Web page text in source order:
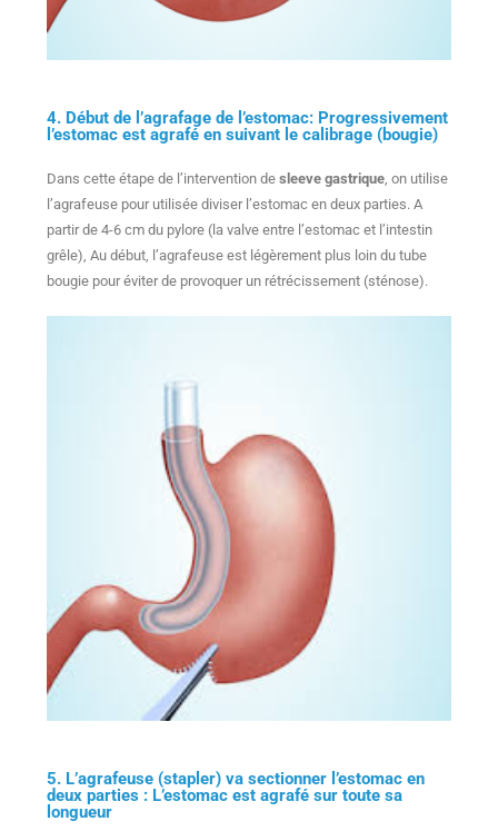
4. Début de l’agrafage de l’estomac: Progressivement
l’estomac est agrafé en suivant le calibrage (bougie)
Dans cette étape de l’intervention de sleeve gastrique , on utilise
l’agrafeuse pour utilisée diviser l’estomac en deux parties. A
partir de 4-6 cm du pylore (la valve entre l’estomac et l’intestin
grêle), Au début, l’agrafeuse est légèrement plus loin du tube
bougie pour éviter de provoquer un rétrécissement (sténose).
5. L’agrafeuse (stapler) va sectionner l’estomac en
deux parties : L’estomac est agrafé sur toute sa
longueur